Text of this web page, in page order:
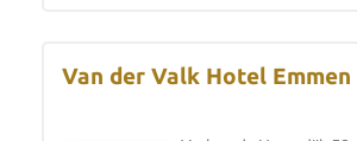
Van der Valk Hotel Emmen